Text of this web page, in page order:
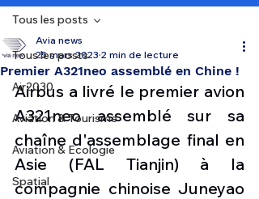
Tous les posts
Air2030
Aviation & Tourisme
Aviation & Ecologie
Spatial
Tous les posts
Premier A321neo assemblé en Chine !
Avia news
25 mars 2023 2 min de lecture
Airbus a livré le premier avion
A321neo assemblé sur sa
chaîne d'assemblage final en
Asie (FAL Tianjin) à la
compagnie chinoise Juneyao